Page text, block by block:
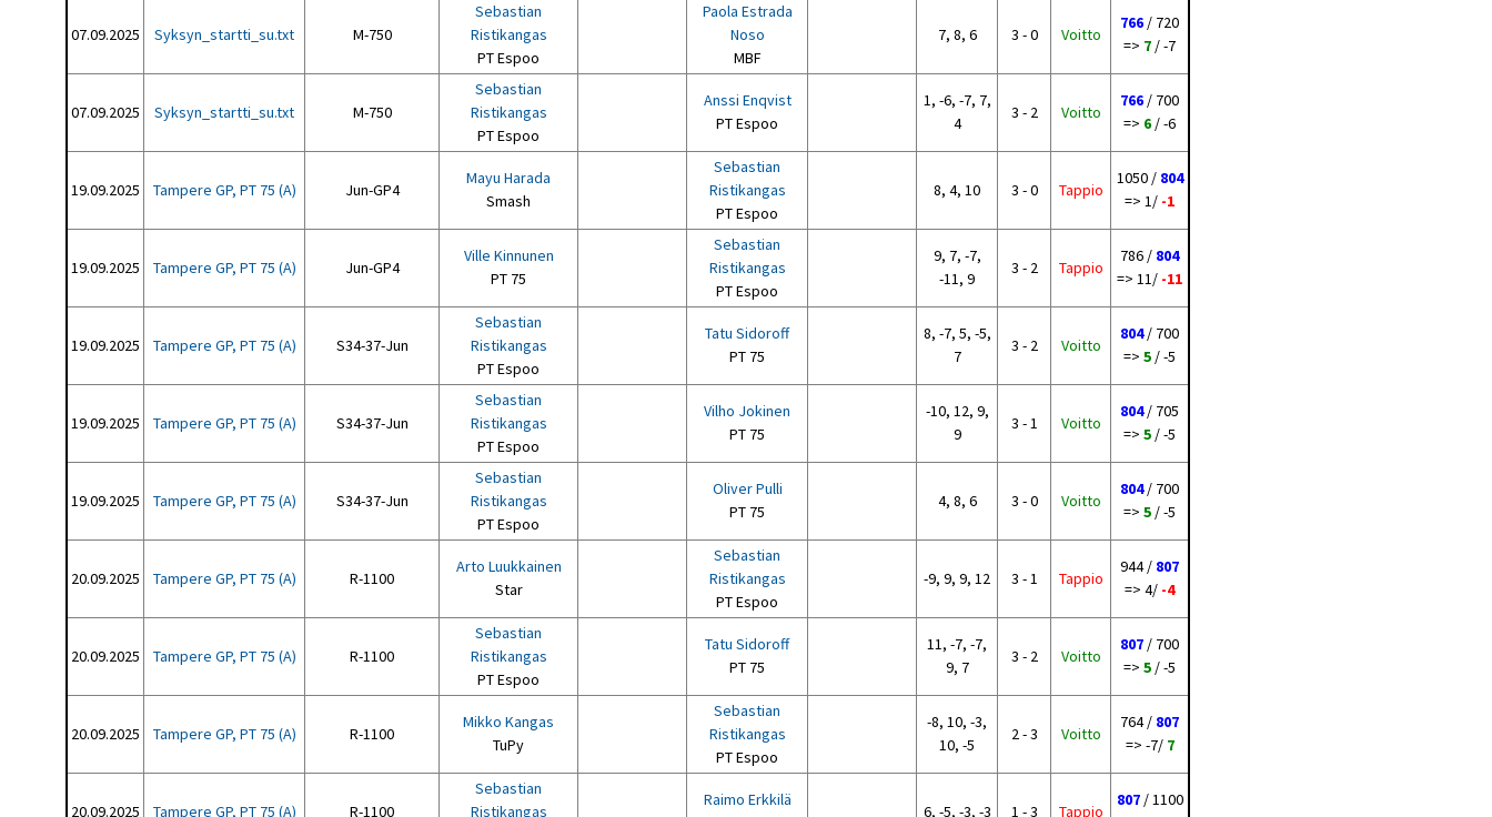
07.09.2025 Syksyn_startti_su.txt M-750
Sebastian
Ristikangas
PT Espoo
Paola Estrada
Noso
MBF
7, 8, 6 3 - 0 Voitto
766 / 720
=> 7 / -7
07.09.2025 Syksyn_startti_su.txt M-750
Sebastian
Ristikangas
PT Espoo
Anssi Enqvist
PT Espoo
1, -6, -7, 7,
4
3 - 2 Voitto
766 / 700
=> 6 / -6
19.09.2025 Tampere GP, PT 75 (A) Jun-GP4
Mayu Harada
Smash
Sebastian
Ristikangas
PT Espoo
8, 4, 10 3 - 0 Tappio
1050 / 804
=> 1/ -1
19.09.2025 Tampere GP, PT 75 (A) Jun-GP4
Ville Kinnunen
PT 75
Sebastian
Ristikangas
PT Espoo
9, 7, -7,
-11, 9
3 - 2 Tappio
786 / 804
=> 11/ -11
19.09.2025 Tampere GP, PT 75 (A) S34-37-Jun
Sebastian
Ristikangas
PT Espoo
Tatu Sidoroff
PT 75
8, -7, 5, -5,
7
3 - 2 Voitto
804/ 700
=> 5 / -5
19.09.2025 Tampere GP, PT 75 (A) S34-37-Jun
Sebastian
Ristikangas
PT Espoo
Vilho Jokinen
PT 75
-10, 12, 9,
9
3 - 1 Voitto
804/ 705
=> 5 / -5
19.09.2025 Tampere GP, PT 75 (A) S34-37-Jun
Sebastian
Ristikangas
PT Espoo
Oliver Pulli
PT 75
4, 8, 6 3 - 0 Voitto
804/ 700
=> 5 / -5
20.09.2025 Tampere GP, PT 75 (A) R-1100
Arto Luukkainen
Star
Sebastian
Ristikangas
PT Espoo
-9, 9, 9, 12 3 - 1 Tappio
944 / 807
=> 4/ -4
20.09.2025 Tampere GP, PT 75 (A) R-1100
Sebastian
Ristikangas
PT Espoo
Tatu Sidoroff
PT 75
11, -7, -7,
9, 7
3 - 2 Voitto
807 / 700
=> 5 / -5
20.09.2025 Tampere GP, PT 75 (A) R-1100
Mikko Kangas
TuPy
Sebastian
Ristikangas
PT Espoo
-8, 10, -3,
10, -5
2 - 3 Voitto
764 / 807
=> -7/ 7
20.09.2025 Tampere GP, PT 75 (A) R-1100
Sebastian
Ristikangas
Raimo Erkkilä
6, -5, -3, -3 1 - 3 Tappio
807/ 1100